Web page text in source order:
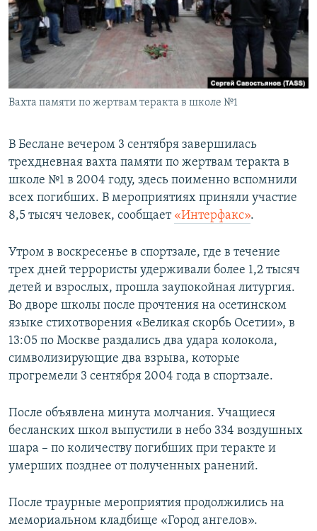
ПРОПАВШИЕ БЕЗ ВЕСТИ
ПОБЕДИТЕЛЕЙ НЕ СУДЯТ?
КРЫМ.НЕПОКОРЕННЫЙ
ELIFBE
УКРАИНСКАЯ ПРОБЛЕМА КРЫМА
ПРИСОЕДИНЯЙТЕСЬ!
Вахта памяти по жертвам теракта в школе №1
В Беслане вечером 3 сентября завершилась
трехдневная вахта памяти по жертвам теракта в
школе №1 в 2004 году, здесь поименно вспомнили
всех погибших. В мероприятиях приняли участие
8,5 тысяч человек, сообщает «Интерфакс».
Утром в воскресенье в спортзале, где в течение
трех дней террористы удерживали более 1,2 тысяч
детей и взрослых, прошла заупокойная литургия.
Во дворе школы после прочтения на осетинском
языке стихотворения «Великая скорбь Осетии», в
13:05 по Москве раздались два удара колокола,
символизирующие два взрыва, которые
прогремели 3 сентября 2004 года в спортзале.
После объявлена минута молчания. Учащиеся
бесланских школ выпустили в небо 334 воздушных
шара – по количеству погибших при теракте и
умерших позднее от полученных ранений.
После траурные мероприятия продолжились на
мемориальном кладбище «Город ангелов».